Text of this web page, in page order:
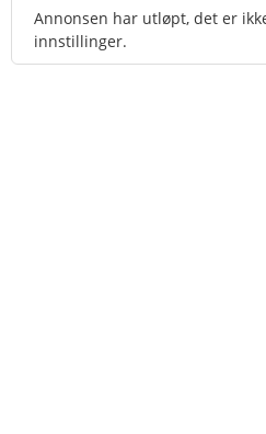
Annonsen har utløpt, det er
innstillinger.